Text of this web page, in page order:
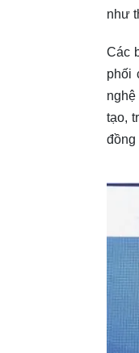
như
Các
phối
tạo,
đồng